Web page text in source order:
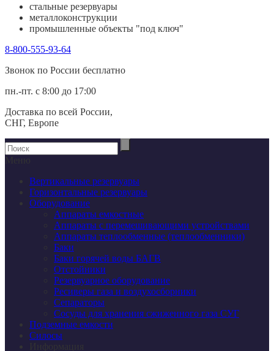
стальные резервуары
металлоконструкции
промышленные объекты "под ключ"
8-800-555-93-64
Звонок по России беcплатно
пн.-пт. с 8:00 до 17:00
Доставка по всей России,
СНГ, Европе
Вертикальные резервуары
Горизонтальные резервуары
Оборудование
Аппараты емкостные
Аппараты с перемешивающими устройствами
Аппараты теплообменные (теплообменники)
Баки
Баки горячей воды БАГВ
Отстойники
Резервуарное оборудование
Ресиверы газа и воздухосборники
Сепараторы
Сосуды для хранения сжиженного газа СУГ
Подземные емкости
Силосы